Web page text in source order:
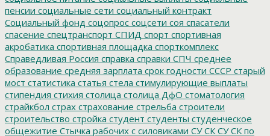
пенсии социальные сети социальный контракт
Социальный фонд соцопрос соцсети соя спасатели
спасение спецтранспорт СПИД спорт спортивная
акробатика спортивная площадка спорткомплекс
Справедливая Россия справка справки СПЧ среднее
образование средняя зарплата срок годности СССР старый
мост статистика статья стела стимулирующие выплаты
стипендия стихия столица столица ДфО стоматология
страйкбол страх страхование стрельба строители
строительство стройка студент студенты студенческое
общежитие Стычка рабочих с силовиками СУ СК СУ СК по